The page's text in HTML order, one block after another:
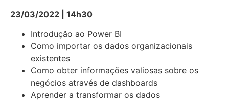
23/03/2022 | 14h30
Introdução ao Power BI
Como importar os dados organizacionais
existentes
Como obter informações valiosas sobre os
negócios através de dashboards
Aprender a transformar os dados